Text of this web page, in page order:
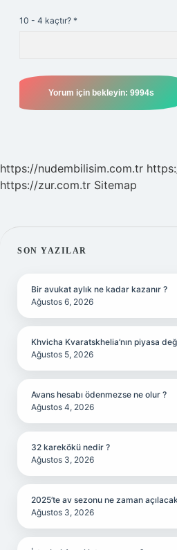
10 - 4 kaçtır? *
https://nudembilisim.com.tr
https://zur.com.tr Sitemap
SIDEBAR
SON YAZILAR
Bir avukat aylık ne kadar kazanır ?
Ağustos 6, 2026
Khvicha Kvaratskhelia’nın piyasa
Ağustos 5, 2026
Avans hesabı ödenmezse ne olur ?
Ağustos 4, 2026
32 karekökü nedir ?
Ağustos 3, 2026
2025’te av sezonu ne zaman
Ağustos 3, 2026